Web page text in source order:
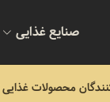
صنایع غذایی
محصولات غذایی